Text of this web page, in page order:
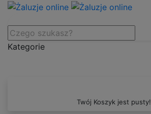
Kategorie
Twój Koszyk jest pusty!